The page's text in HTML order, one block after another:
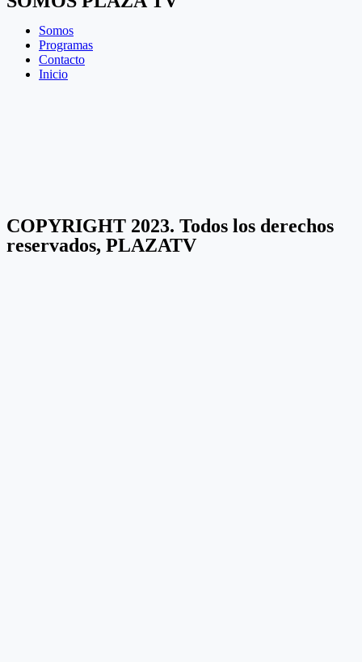
Somos
Programas
Contacto
Inicio
COPYRIGHT 2023. Todos los derechos
reservados, PLAZATV